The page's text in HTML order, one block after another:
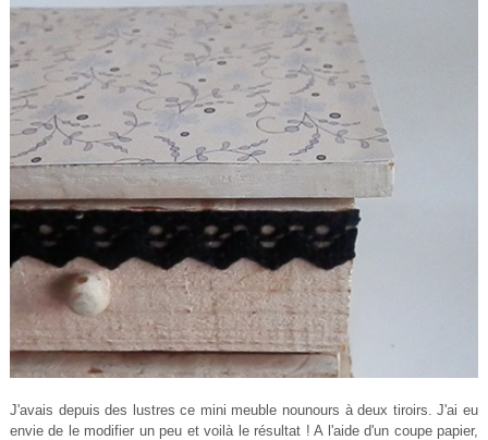
J'avais depuis des lustres ce mini meuble nounours à deux tiroirs. J'ai eu
envie de le modifier un peu et voilà le résultat ! A l'aide d'un coupe papier,